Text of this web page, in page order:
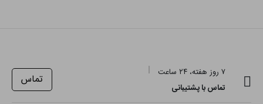
۷ روز هفته، ۲۴ ساعت
تماس با پشتیبانی
تماس